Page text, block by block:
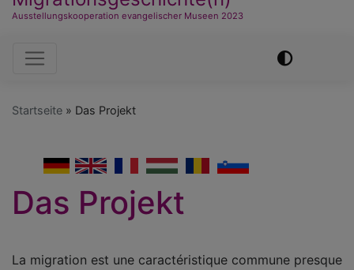
Ausstellungskooperation evangelischer Museen 2023
Hauptnavigation
Startseite Das Projekt
Romanian
Hungarian
French
English
German
Das Projekt
La migration est une caractéristique commune presque